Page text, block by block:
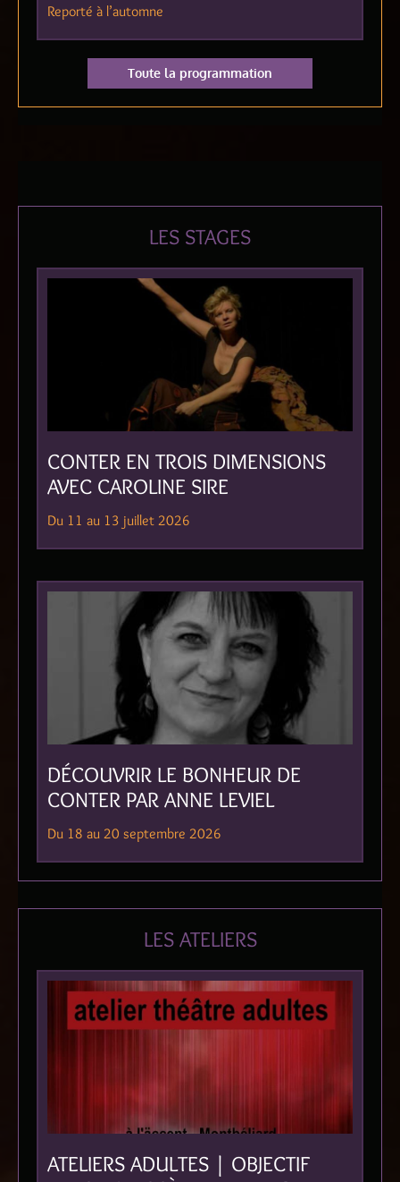
Reporté à l’automne
Toute la programmation
LES STAGES
CONTER EN TROIS DIMENSIONS
AVEC CAROLINE SIRE
Du 11 au 13 juillet 2026
DÉCOUVRIR LE BONHEUR DE
CONTER PAR ANNE LEVIEL
Du 18 au 20 septembre 2026
LES ATELIERS
ATELIERS ADULTES | OBJECTIF